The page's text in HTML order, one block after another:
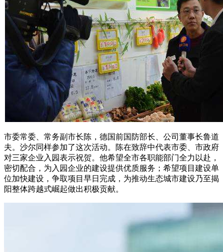
市委常委、常务副市长陈，德国前国防部长、公司董事长鲁道
夫。沙尔同样参加了这次活动。陈在致辞中代表市委、市政府
对三家企业入园表示祝贺。他希望全市各职能部门全力以赴，
密切配合，为入园企业的建设提供优质服务；希望项目建设单
位加快建设，争取项目早日完成，为推动生态城市建设乃至揭
阳整体跨越式崛起做出积极贡献。